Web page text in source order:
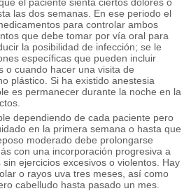
el paciente sienta ciertos dolores o
las dos semanas. En ese periodo el
para controlar ambos
que debe tomar por vía oral para
la posibilidad de infección; se le
específicas que pueden incluir
o cuando hacer una visita de
plástico. Si ha existido anestesia
es permanecer durante la noche en la
dependiendo de cada paciente pero
en la primera semana o hasta que
moderado debe prolongarse
con una incorporación progresiva a
ejercicios excesivos o violentos. Hay
o rayos uva tres meses, así como
cabelludo hasta pasado un mes.